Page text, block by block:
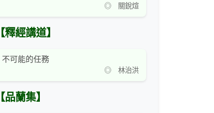
◎ 關銳煊
【釋經講道】
不可能的任務
◎ 林治洪
【品蘭集】